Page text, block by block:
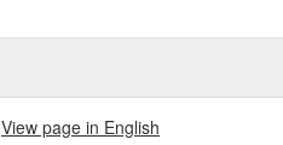
View page in English